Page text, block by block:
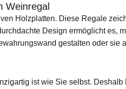
Weinregal
Holzplatten. Diese Regale
Design ermöglicht es,
gestalten oder
ist wie Sie selbst.